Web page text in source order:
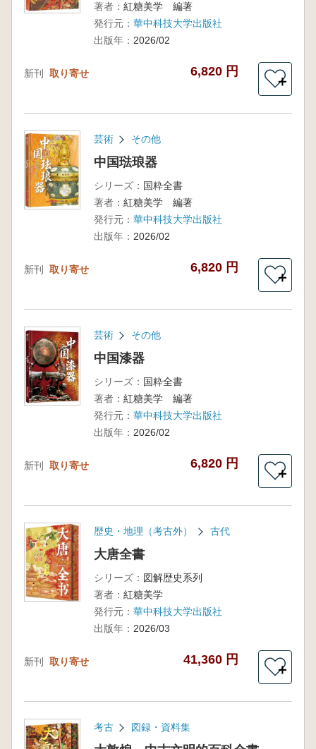
著者： 紅糖美学 編著
発行元： 華中科技大学出版社
出版年： 2026/02
新刊 取り寄せ 6,820 円
＋
芸術 その他
中国琺琅器
シリーズ： 国粋全書
著者： 紅糖美学 編著
発行元： 華中科技大学出版社
出版年： 2026/02
新刊 取り寄せ 6,820 円
＋
芸術 その他
中国漆器
シリーズ： 国粋全書
著者： 紅糖美学 編著
発行元： 華中科技大学出版社
出版年： 2026/02
新刊 取り寄せ 6,820 円
＋
歴史・地理（考古外） 古代
大唐全書
シリーズ： 図解歴史系列
著者： 紅糖美学
発行元： 華中科技大学出版社
出版年： 2026/03
新刊 取り寄せ 41,360 円
＋
考古 図録・資料集